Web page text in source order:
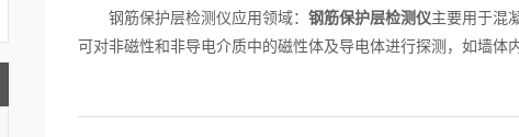
钢筋保护层检测仪应用领域： 钢筋保护层检测仪主要用于混
可对非磁性和非导电介质中的磁性体及导电体进行探测，如墙体